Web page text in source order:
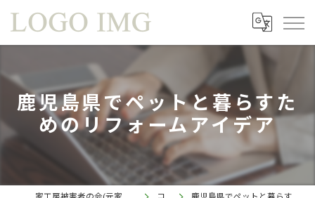
鹿児島県でペットと暮らすた
めのリフォームアイデア